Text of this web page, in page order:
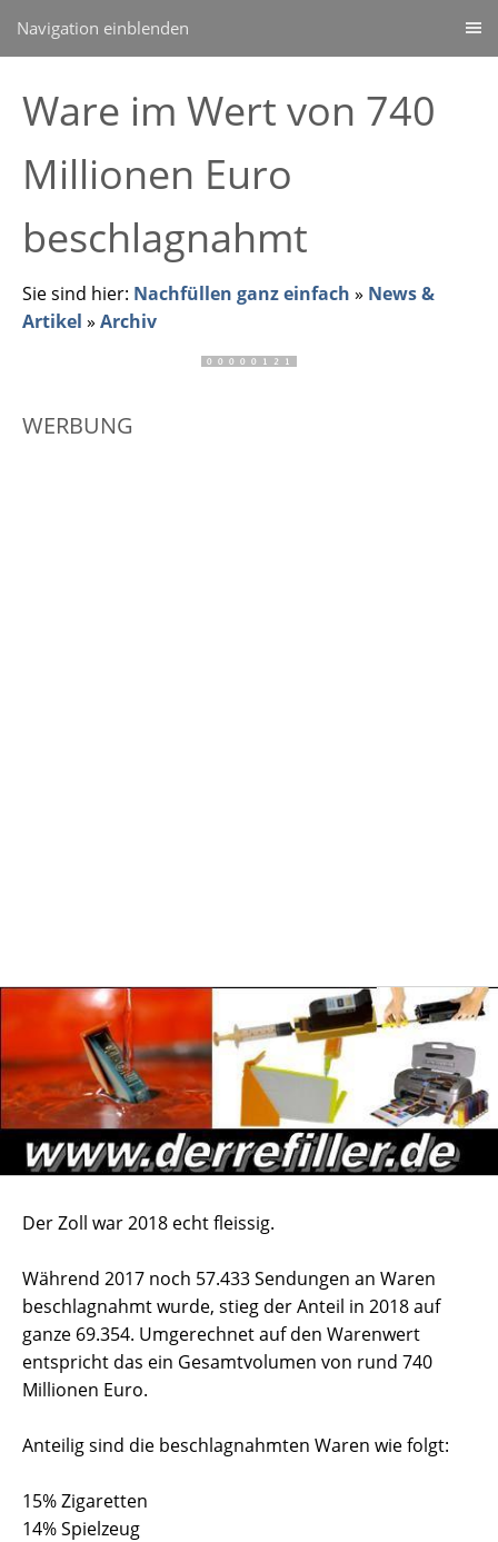
Navigation einblenden
Ware im Wert von 740
Millionen Euro
beschlagnahmt
Sie sind hier: Nachfüllen ganz einfach » News &
Artikel » Archiv
WERBUNG
Der Zoll war 2018 echt fleissig.
Während 2017 noch 57.433 Sendungen an Waren
beschlagnahmt wurde, stieg der Anteil in 2018 auf
ganze 69.354. Umgerechnet auf den Warenwert
entspricht das ein Gesamtvolumen von rund 740
Millionen Euro.
Anteilig sind die beschlagnahmten Waren wie folgt:
15% Zigaretten
14% Spielzeug